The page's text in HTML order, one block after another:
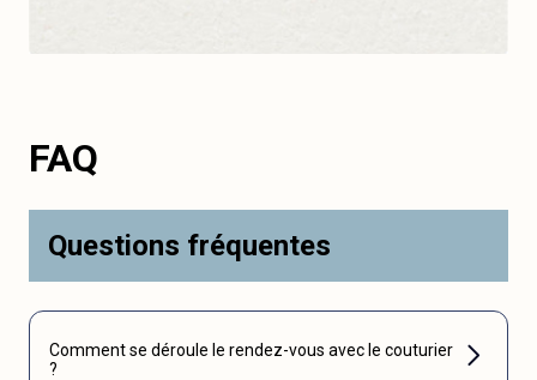
FAQ
Questions fréquentes
Comment se déroule le rendez-vous avec le couturier
?